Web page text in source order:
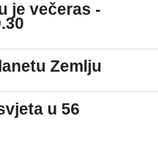
je večeras -
Zemlju
u 56